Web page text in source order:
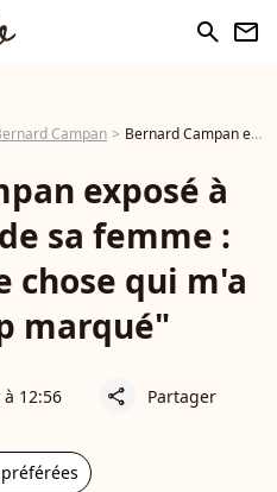
search newsletter
Campan Bernard Campan exposé à l'alcoolisme de sa femme : "C'est quelque chose qui m'a beaucoup marqué"
exposé à
sa femme :
chose qui m'a
marqué"
12:56 share Partager